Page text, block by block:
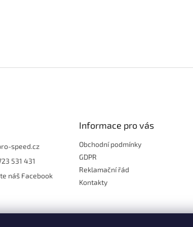
speed.cz
531 431
náš Facebook
Informace pro vás
Obchodní podmínky
GDPR
Reklamační řád
Kontakty